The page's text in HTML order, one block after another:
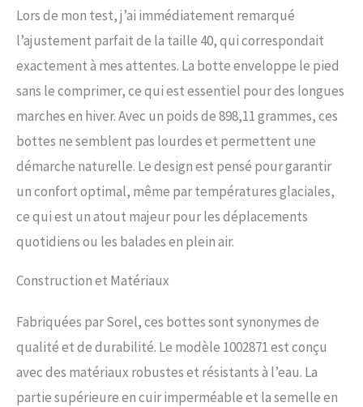
Lors de mon test, j’ai immédiatement remarqué
l’ajustement parfait de la taille 40, qui correspondait
exactement à mes attentes. La botte enveloppe le pied
sans le comprimer, ce qui est essentiel pour des longues
marches en hiver. Avec un poids de 898,11 grammes, ces
bottes ne semblent pas lourdes et permettent une
démarche naturelle. Le design est pensé pour garantir
un confort optimal, même par températures glaciales,
ce qui est un atout majeur pour les déplacements
quotidiens ou les balades en plein air.
Construction et Matériaux
Fabriquées par Sorel, ces bottes sont synonymes de
qualité et de durabilité. Le modèle 1002871 est conçu
avec des matériaux robustes et résistants à l’eau. La
partie supérieure en cuir imperméable et la semelle en